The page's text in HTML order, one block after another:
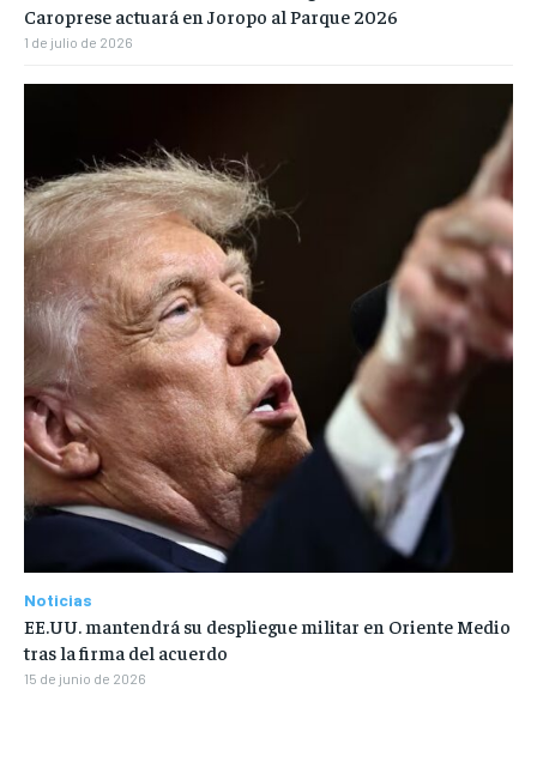
Caroprese actuará en Joropo al Parque 2026
1 de julio de 2026
Noticias
EE.UU. mantendrá su despliegue militar en Oriente Medio
tras la firma del acuerdo
15 de junio de 2026